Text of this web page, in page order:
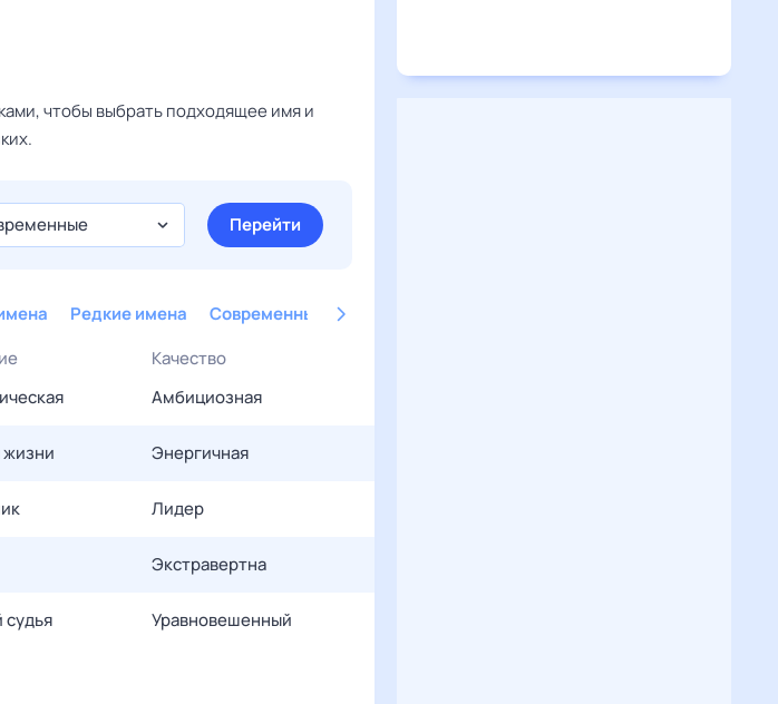
чтобы выбрать подходящее имя и
Перейти
Редкие имена Современные имена
Качество
Амбициозная
Энергичная
Лидер
Экстравертна
судья Уравновешенный